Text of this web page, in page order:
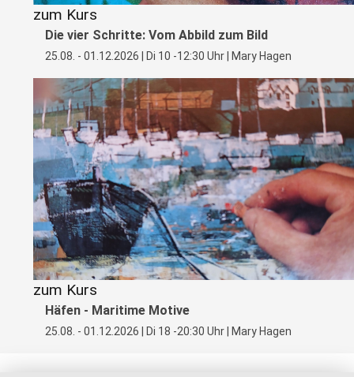
zum Kurs
Die vier Schritte: Vom Abbild zum Bild
25.08. - 01.12.2026 | Di 10 -12:30 Uhr | Mary Hagen
zum Kurs
Häfen - Maritime Motive
25.08. - 01.12.2026 | Di 18 -20:30 Uhr | Mary Hagen